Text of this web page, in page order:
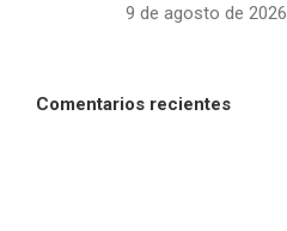
9 de agosto de 2026
Comentarios recientes